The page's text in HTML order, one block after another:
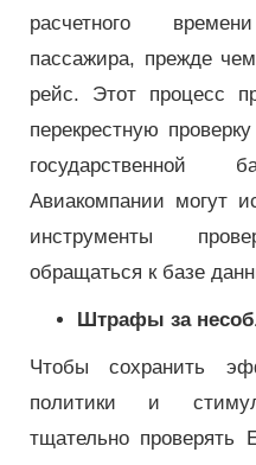
расчетного
пассажира, прежде
рейс. Этот процесс
перекрестную
Авиакомпании могут
инструменты
обращаться к базе
Штрафы за
Чтобы сохранить
политики и
тщательно проверять